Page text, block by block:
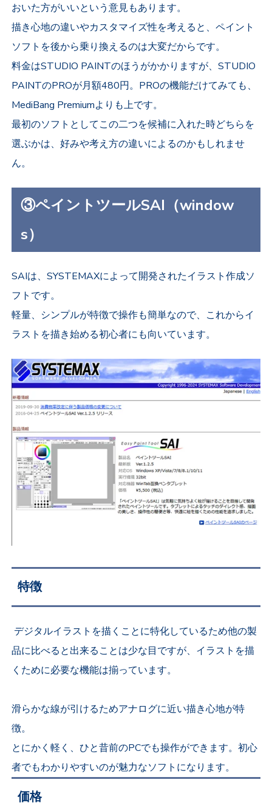
おいた方がいいという意見もあります。
描き心地の違いやカスタマイズ性を考えると、ペイント
ソフトを後から乗り換えるのは大変だからです。
料金はSTUDIO PAINTのほうがかかりますが、STUDIO
PAINTのPROが月額480円。PROの機能だけてみても、
MediBang Premiumよりも上です。
最初のソフトとしてこの二つを候補に入れた時どちらを
選ぶかは、好みや考え方の違いによるのかもしれませ
ん。
③ペイントツールSAI（window
s）
SAIは、SYSTEMAXによって開発されたイラスト作成ソ
フトです。
軽量、シンプルが特徴で操作も簡単なので、これからイ
ラストを描き始める初心者にも向いています。
特徴
デジタルイラストを描くことに特化しているため他の製
品に比べると出来ることは少な目ですが、イラストを描
くために必要な機能は揃っています。
滑らかな線が引けるためアナログに近い描き心地が特
徴。
とにかく軽く、ひと昔前のPCでも操作ができます。初心
者でもわかりやすいのが魅力なソフトになります。
価格